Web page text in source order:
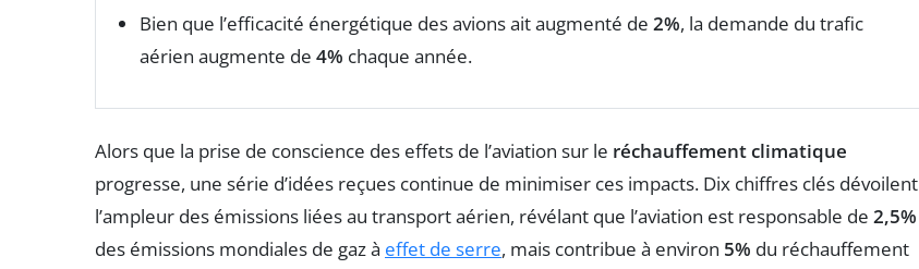
Bien que l’efficacité énergétique des avions ait augmenté de 2%, la demande du trafic
aérien augmente de 4% chaque année.
Alors que la prise de conscience des effets de l’aviation sur le réchauffement climatique
progresse, une série d’idées reçues continue de minimiser ces impacts. Dix chiffres clés dévoilent
l’ampleur des émissions liées au transport aérien, révélant que l’aviation est responsable de 2,5%
des émissions mondiales de gaz à effet de serre, mais contribue à environ 5% du réchauffement